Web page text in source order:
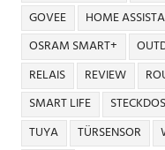
GOVEE
HOME
OSRAM SMART+
RELAIS
REVIEW
SMART LIFE
TUYA
TÜRSENSOR